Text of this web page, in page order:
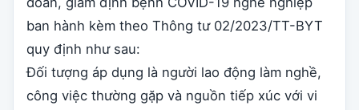
ban hành kèm theo Thông tư 02/2023/TT-BYT
quy định như sau:
Đối tượng áp dụng là người lao động làm nghề,
công việc thường gặp và nguồn tiếp xúc với vi